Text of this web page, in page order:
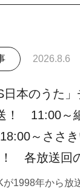
2026.8.6
日本のうた
！ 11:00～
～ささ
！ 各放送回
1998年から放